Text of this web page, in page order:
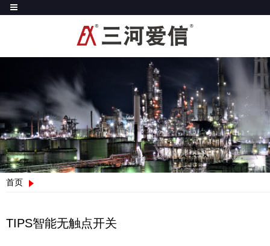
首页
TIPS智能无触点开关